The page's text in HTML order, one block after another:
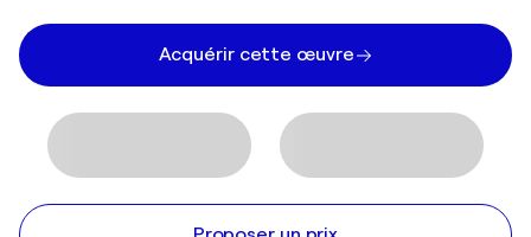
Acquérir cette œuvre